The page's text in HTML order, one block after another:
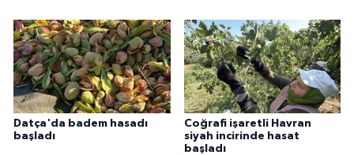
Datça'da badem hasadı
başladı
Coğrafi işaretli Havran
siyah incirinde hasat
başladı